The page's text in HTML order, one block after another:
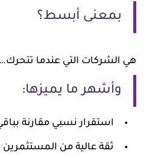
بمعنى أبسط؟
هي الشركات التي عندما
وأشهر ما يميزها:
استقرار نسبي مقارنة
ثقة عالية من